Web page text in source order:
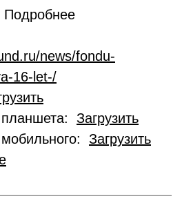
Подробнее
news/fondu-
16-let-/
Загрузить
Загрузить